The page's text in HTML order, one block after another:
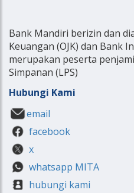
Bank Mandiri berizin dan
Keuangan (OJK) dan Bank
merupakan peserta
Simpanan (LPS)
Hubungi Kami
email
facebook
x
whatsapp MITA
hubungi kami